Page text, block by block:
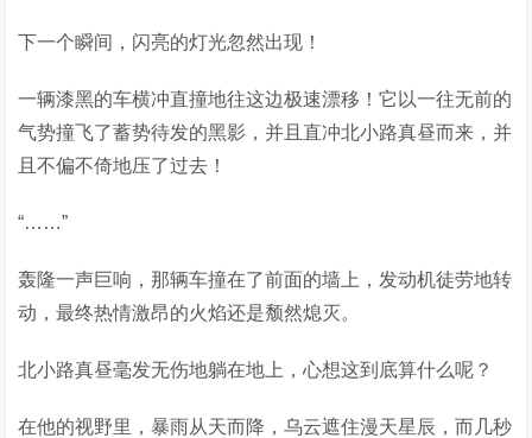
下一个瞬间，闪亮的灯光忽然出现！
一辆漆黑的车横冲直撞地往这边极速漂移！它以一往无前的
气势撞飞了蓄势待发的黑影，并且直冲北小路真昼而来，并
且不偏不倚地压了过去！
“……”
轰隆一声巨响，那辆车撞在了前面的墙上，发动机徒劳地转
动，最终热情激昂的火焰还是颓然熄灭。
北小路真昼毫发无伤地躺在地上，心想这到底算什么呢？
在他的视野里，暴雨从天而降，乌云遮住漫天星辰，而几秒